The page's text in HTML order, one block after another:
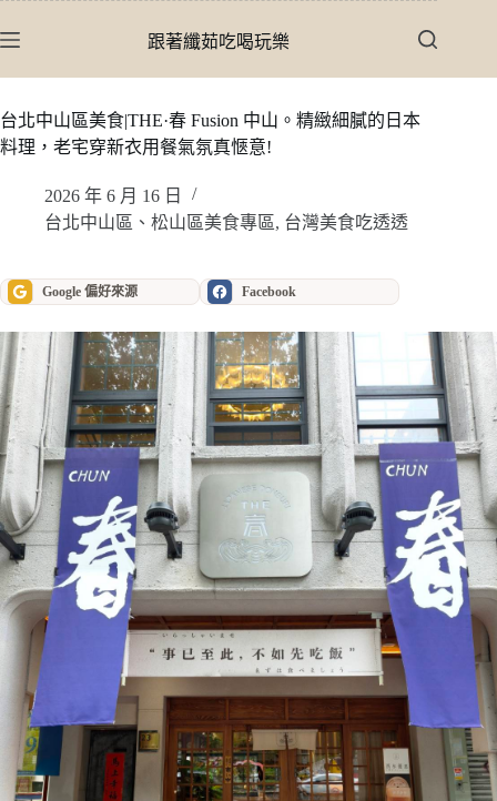
至
內
容
跟著纖茹吃喝玩樂
台北中山區美食|THE·春 Fusion 中山。精緻細膩的日本
料理，老宅穿新衣用餐氣氛真愜意!
2026 年 6 月 16 日
台北中山區、松山區美食專區, 台灣美食吃透透
Google 偏好來源 Facebook